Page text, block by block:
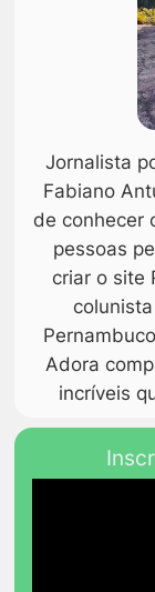
Jornalista
Fabiano
de conhecer
pessoas
criar o site
Adora
incríveis